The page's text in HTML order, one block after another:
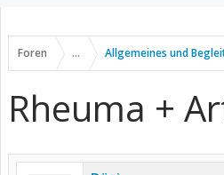
Foren ... Allgemeines und
Rheuma +